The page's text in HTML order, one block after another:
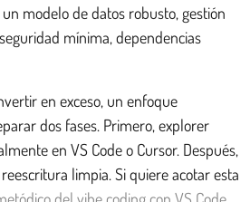
modelo de datos robusto, gestión
mínima, dependencias
en exceso, un enfoque
dos fases. Primero, explorer
en VS Code o Cursor. Después,
limpia. Si quiere acotar esta